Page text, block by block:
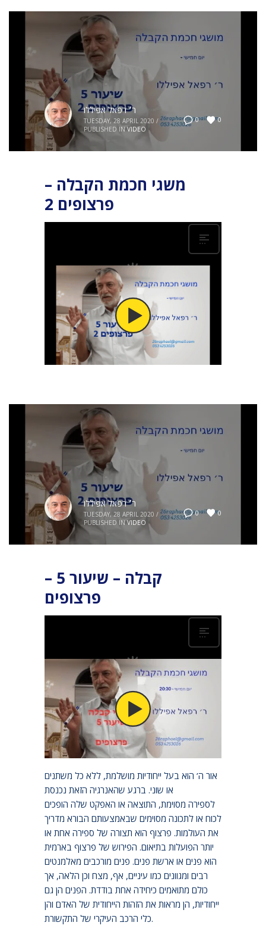
0 0
ר׳ רפאל אפיללו
TUESDAY, 28 APRIL 2020 /
PUBLISHED IN VIDEO
משגי חכמת הקבלה –
פרצופים 2
משגי חכמת הקבלה – פרצופים שיעור 2
0 0
ר׳ רפאל אפיללו
TUESDAY, 28 APRIL 2020 /
PUBLISHED IN VIDEO
קבלה – שיעור 5 –
פרצופים
קבלה – שיעור 5 – פרצופים
ר׳ רפאל אפיללו
אור ה’ הוא בעל ייחודיות מושלמת, ללא כל משתנים
או שוני. ברגע שהאנרגיה הזאת נכנסת
לספירה מסוימת, התוצאה או האפקט שלה הופכים
לכוח או לתכונה מסוימים שבאמצעותם הבורא מדריך
את העולמות. פרצוף הוא תצורה של ספירה אחת או
יותר הפועלות בתיאום. הפירוש של פרצוף בארמית
הוא פנים או ארשת פנים. פנים מורכבים מאלמנטים
רבים ומגוונים כמו עיניים, אף, מצח וכן הלאה, אך
כולם מתואמים כיחידה אחת בודדת. הפנים הן גם
ייחודיות, הן מראות את הזהות הייחודית של האדם והן
כלי הרכב העיקרי של התקשורת.